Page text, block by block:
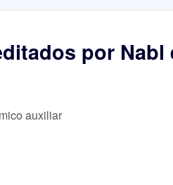
por Nabl
auxiliar